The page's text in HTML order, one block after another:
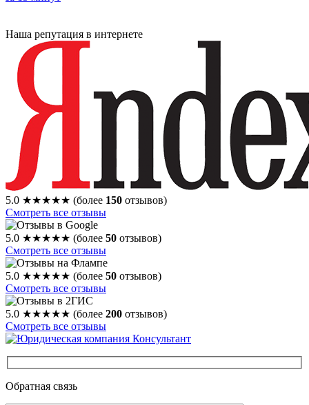
Наша репутация в интернете
5.0 ★★★★★ (более 150 отзывов)
Смотреть все отзывы
5.0 ★★★★★ (более 50 отзывов)
Смотреть все отзывы
5.0 ★★★★★ (более 50 отзывов)
Смотреть все отзывы
5.0 ★★★★★ (более 200 отзывов)
Смотреть все отзывы
Обратная связь